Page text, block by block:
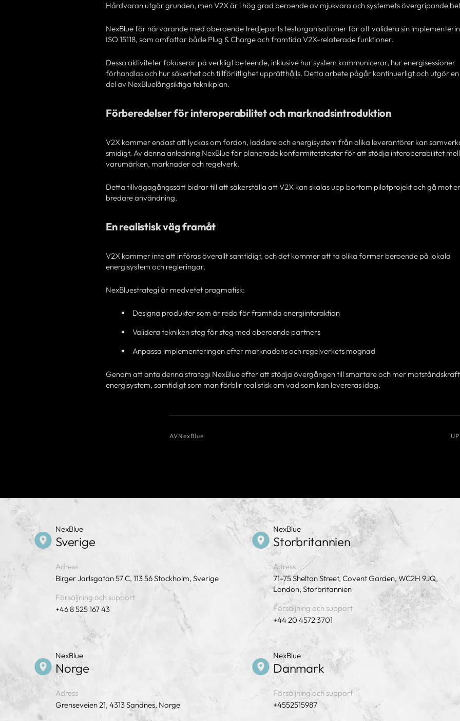
Hårdvaran utgör grunden, men V2X är i hög grad beroende av mjukvara och systemets övergripande
NexBlue för närvarande med oberoende tredjeparts testorganisationer för att validera sin
ISO 15118, som omfattar både Plug & Charge och framtida V2X-relaterade funktioner.
Dessa aktiviteter fokuserar på verkligt beteende, inklusive hur system kommunicerar, hur energisessioner
förhandlas och hur säkerhet och tillförlitlighet upprätthålls. Detta arbete pågår kontinuerligt och utgör en
del av NexBluelångsiktiga teknikplan.
Förberedelser för interoperabilitet och marknadsintroduktion
V2X kommer endast att lyckas om fordon, laddare och energisystem från olika leverantörer kan
smidigt. Av denna anledning NexBlue för planerade konformitetstester för att stödja interoperabilitet
varumärken, marknader och regelverk.
Detta tillvägagångssätt bidrar till att säkerställa att V2X kan skalas upp bortom pilotprojekt och gå mot
bredare användning.
En realistisk väg framåt
V2X kommer inte att införas överallt samtidigt, och det kommer att ta olika former beroende på lokala
energisystem och regleringar.
NexBluestrategi är medvetet pragmatisk:
Designa produkter som är redo för framtida energiinteraktion
Validera tekniken steg för steg med oberoende partners
Anpassa implementeringen efter marknadens och regelverkets mognad
Genom att anta denna strategi NexBlue efter att stödja övergången till smartare och mer
energisystem, samtidigt som man förblir realistisk om vad som kan levereras idag.
AVNexBlue
NexBlue
Sverige
Adress
Birger Jarlsgatan 57 C, 113 56 Stockholm, Sverige
Försäljning och support
+46 8 525 167 43
NexBlue
Storbritannien
Adress
71-75 Shelton Street, Covent Garden, WC2H 9JQ,
London, Storbritannien
Försäljning och support
+44 20 4572 3701
NexBlue
Norge
Adress
Grenseveien 21, 4313 Sandnes, Norge
NexBlue
Danmark
Försäljning och support
+4552515987